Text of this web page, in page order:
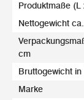
Produktmaße
Nettogewicht
cm
Bruttogewicht in
Marke